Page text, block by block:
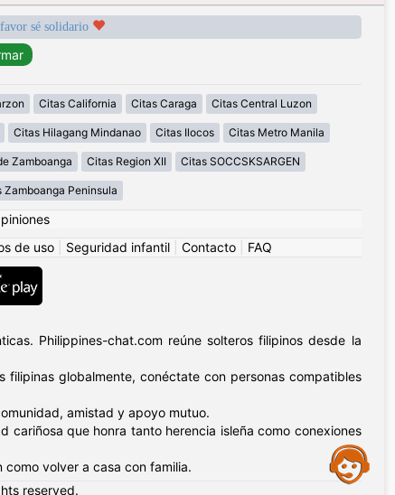
sé solidario
Citas California Citas Caraga Citas Central Luzon
Citas Hilagang Mindanao Citas Ilocos Citas Metro Manila
Zamboanga Citas Region XII Citas SOCCSKSARGEN
Zamboanga Peninsula
de uso Seguridad infantil Contacto FAQ
Philippines-chat.com reúne solteros filipinos desde la
globalmente, conéctate con personas compatibles
amistad y apoyo mutuo.
cariñosa que honra tanto herencia isleña como conexiones
volver a casa con familia.
reserved.